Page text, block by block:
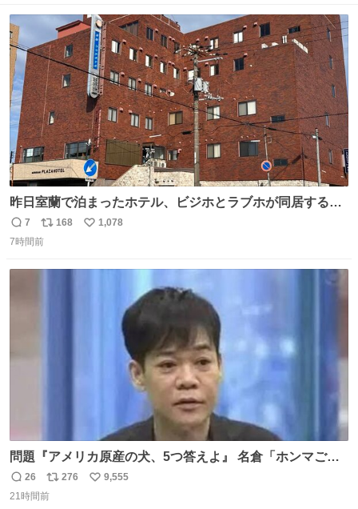
ト
数
数
昨日室蘭で泊まったホテル、ビジホとラブホが同居する謎
形態だった。2階と3階の部屋数が異様に少ない。
返
信
7
リ
ポ
168
い
1,078
7時間前
問題『アメリカ原産の犬、5つ答えよ』 名倉「ホンマごめ
ん。 日本」
返
信
26
リ
ポ
276
い
9,555
21時間前